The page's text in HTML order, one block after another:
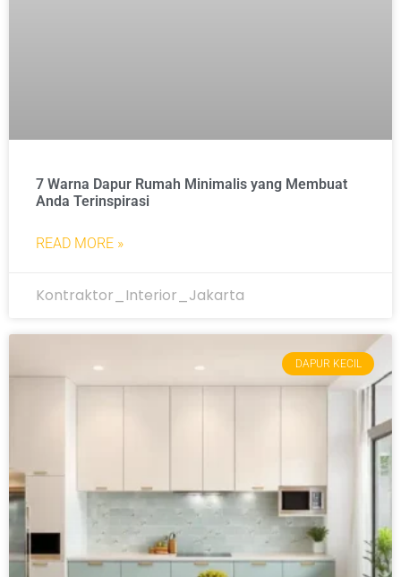
7 Warna Dapur Rumah Minimalis yang Membuat
Anda Terinspirasi
READ MORE »
Kontraktor_Interior_Jakarta
DAPUR KECIL